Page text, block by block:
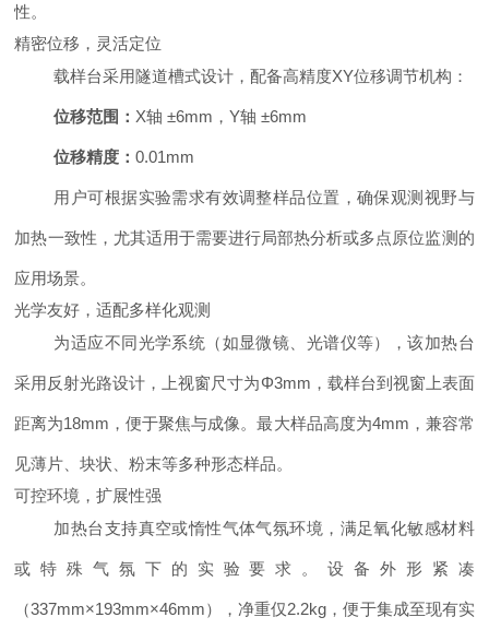
性。
精密位移，灵活定位
载样台采用隧道槽式设计，配备高精度XY位移调节机构：
位移范围： X轴 ±6mm，Y轴 ±6mm
位移精度：0.01mm
用户可根据实验需求有效调整样品位置，确保观测视野与
加热一致性，尤其适用于需要进行局部热分析或多点原位监测的
应用场景。
光学友好，适配多样化观测
为适应不同光学系统（如显微镜、光谱仪等），该加热台
采用反射光路设计，上视窗尺寸为Φ3mm，载样台到视窗上表面
距离为18mm，便于聚焦与成像。最大样品高度为4mm，兼容常
见薄片、块状、粉末等多种形态样品。
可控环境，扩展性强
加热台支持真空或惰性气体气氛环境，满足氧化敏感材料
或特殊气氛下的实验要求。设备外形紧凑
（337mm×193mm×46mm），净重仅2.2kg，便于集成至现有实